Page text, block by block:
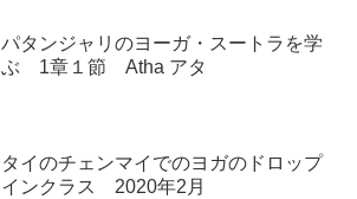
パタンジャリのヨーガ・スートラを学
ぶ 1章１節 Atha アタ
タイのチェンマイでのヨガのドロップ
インクラス 2020年2月